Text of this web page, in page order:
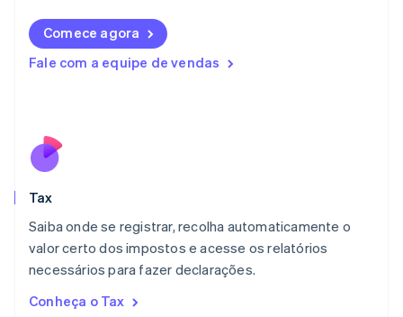
Comece agora
Fale com a equipe de vendas
Tax
Saiba onde se registrar, recolha automaticamente o
valor certo dos impostos e acesse os relatórios
necessários para fazer declarações.
Conheça o Tax
Liechtenstein
Deutsch English
Lituânia
English
English
Malta
Noruega
English
Nova Zelândia
Países Baixos